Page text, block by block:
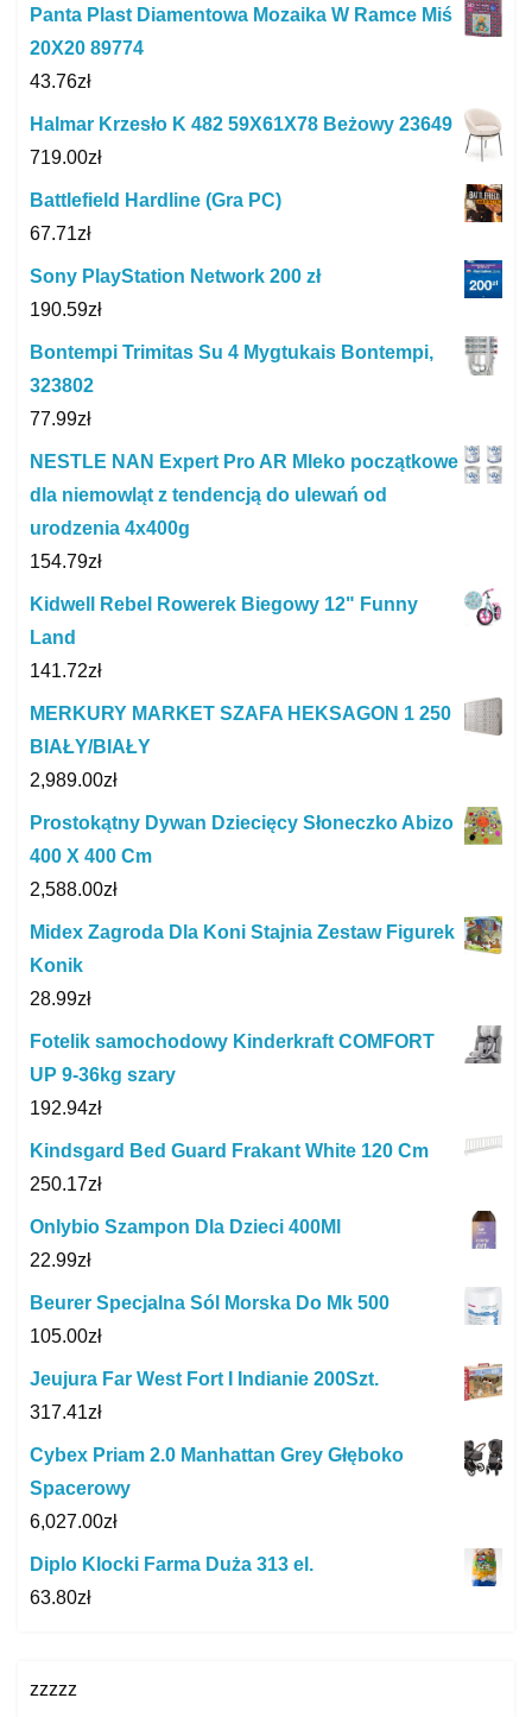
Panta Plast Diamentowa Mozaika W Ramce Miś
20X20 89774
43.76zł
Halmar Krzesło K 482 59X61X78 Beżowy 23649
719.00zł
Battlefield Hardline (Gra PC)
67.71zł
Sony PlayStation Network 200 zł
190.59zł
Bontempi Trimitas Su 4 Mygtukais Bontempi,
323802
77.99zł
NESTLE NAN Expert Pro AR Mleko początkowe
dla niemowląt z tendencją do ulewań od
urodzenia 4x400g
154.79zł
Kidwell Rebel Rowerek Biegowy 12" Funny
Land
141.72zł
MERKURY MARKET SZAFA HEKSAGON 1 250
BIAŁY/BIAŁY
2,989.00zł
Prostokątny Dywan Dziecięcy Słoneczko Abizo
400 X 400 Cm
2,588.00zł
Midex Zagroda Dla Koni Stajnia Zestaw Figurek
Konik
28.99zł
Fotelik samochodowy Kinderkraft COMFORT
UP 9-36kg szary
192.94zł
Kindsgard Bed Guard Frakant White 120 Cm
250.17zł
Onlybio Szampon Dla Dzieci 400Ml
22.99zł
Beurer Specjalna Sól Morska Do Mk 500
105.00zł
Jeujura Far West Fort I Indianie 200Szt.
317.41zł
Cybex Priam 2.0 Manhattan Grey Głęboko
Spacerowy
6,027.00zł
Diplo Klocki Farma Duża 313 el.
63.80zł
zzzzz